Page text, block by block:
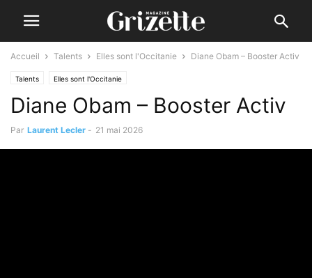
Accueil Talents Elles sont l'Occitanie Diane Obam – Booster Activ
Talents Elles sont l'Occitanie
Diane Obam – Booster Activ
Par Laurent Lecler - 21 mai 2026